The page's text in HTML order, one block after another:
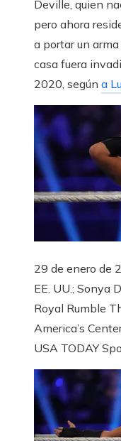
Deville, quien
pero ahora
a portar un
casa fuera
2020, según a
29 de enero de
EE. UU.; Sonya
Royal Rumble
America’s
USA TODAY